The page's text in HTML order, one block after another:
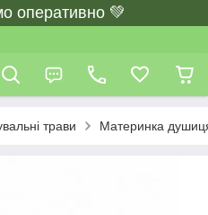
оперативно 💚
трави Материнка